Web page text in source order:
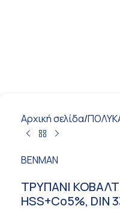
Αρχική σελίδα/
BENMAN
ΤΡΥΠΑΝΙ
HSS+Co5%, DIN